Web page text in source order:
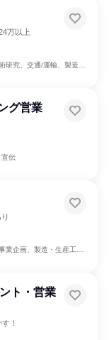
万以上
交通/運輸、製造・生産工程
グ営業
宣伝
、製造・生産工程、建築/土木/プラント専門職
ト・営業
！